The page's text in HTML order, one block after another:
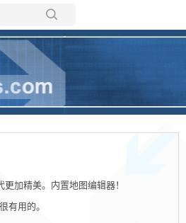
所有博客
当前博客
加精美。内置地图编辑器！
有用的。